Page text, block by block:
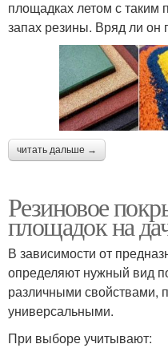
площадках летом с таким
запах резины. Вряд ли он
читать дальше →
Резиновое
площадок на
В зависимости от
определяют нужный вид
различными свойствами,
универсальными.
При выборе учитывают: